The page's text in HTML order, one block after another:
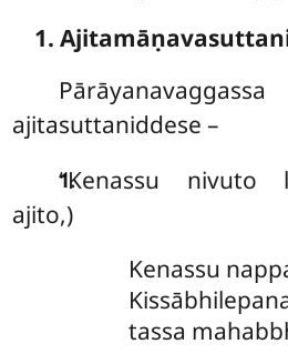
1.
ajitasuttaniddese –
1.
‘‘Kenassu nivuto
ajito,)
Kenassu
tassa